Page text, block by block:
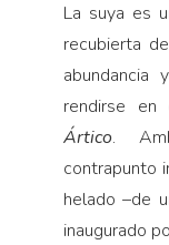
La suya es
recubierta
abundancia
rendirse en
Ártico.
contrapunto
helado –de
inaugurado